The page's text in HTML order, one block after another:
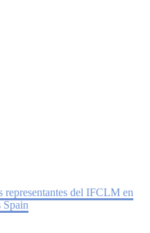
representantes del IFCLM en
Spain